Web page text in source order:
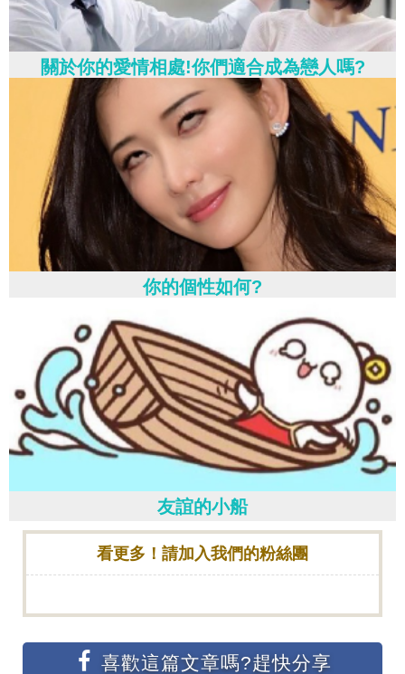
關於你的愛情相處!你們適合成為戀人嗎?
你的個性如何?
友誼的小船
看更多！請加入我們的粉絲團